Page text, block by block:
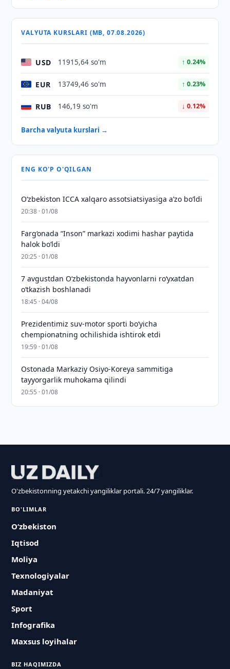
VALYUTA KURSLARI (MB, 07.08.2026)
USD 11915,64 so'm ↑ 0.24%
EUR 13749,46 so'm ↑ 0.23%
RUB 146,19 so'm ↓ 0.12%
Barcha valyuta kurslari →
ENG KO'P O'QILGAN
O‘zbekiston ICCA xalqaro assotsiatsiyasiga aʼzo bo‘ldi
20:38 · 01/08
Farg‘onada “Inson” markazi xodimi hashar paytida
halok bo‘ldi
20:25 · 01/08
7 avgustdan O‘zbekistonda hayvonlarni ro‘yxatdan
o‘tkazish boshlanadi
18:45 · 04/08
Prezidentimiz suv-motor sporti bo‘yicha
chempionatning ochilishida ishtirok etdi
19:59 · 01/08
Ostonada Markaziy Osiyo-Koreya sammitiga
tayyorgarlik muhokama qilindi
20:55 · 01/08
O'zbekistonning yetakchi yangiliklar portali. 24/7 yangiliklar.
BO'LIMLAR
O‘zbekiston
Iqtisod
Moliya
Texnologiyalar
Madaniyat
Sport
Infografika
Maxsus loyihalar
BIZ HAQIMIZDA